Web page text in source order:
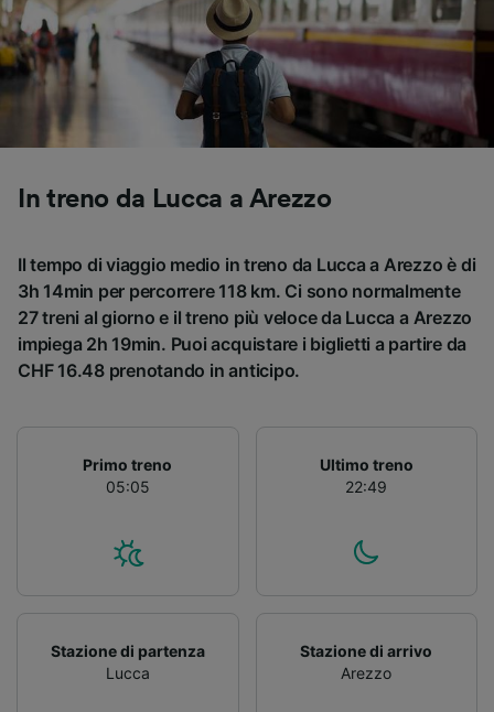
In treno da Lucca a Arezzo
Il tempo di viaggio medio in treno da Lucca a Arezzo è di
3h 14min per percorrere 118 km. Ci sono normalmente
27 treni al giorno e il treno più veloce da Lucca a Arezzo
impiega 2h 19min. Puoi acquistare i biglietti a partire da
CHF 16.48 prenotando in anticipo.
Primo treno
05:05
Ultimo treno
22:49
Stazione di partenza
Lucca
Stazione di arrivo
Arezzo
Utilizzare dati di geolocalizzazione precisi.
Scansione attiva delle caratteristiche del
dispositivo ai fini dell’identificazione.
Archiviare informazioni su dispositivo e/o
accedervi. Pubblicità e contenuti
personalizzati, misurazione delle prestazioni
dei contenuti e degli annunci, ricerche sul